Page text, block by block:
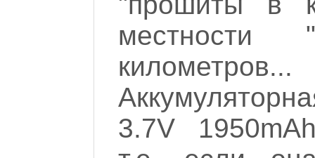
местности
3.7V